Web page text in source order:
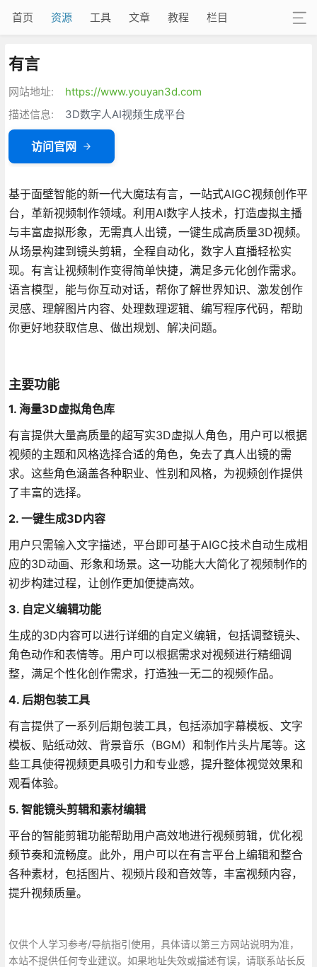
首页 资源 工具 文章 教程 栏目
有言
网站地址:
https://www.youyan3d.com
描述信息:
3D数字人AI视频生成平台
访问官网
基于面壁智能的新一代大魔珐有言，一站式AIGC视频创作平
台，革新视频制作领域。利用AI数字人技术，打造虚拟主播
与丰富虚拟形象，无需真人出镜，一键生成高质量3D视频。
从场景构建到镜头剪辑，全程自动化，数字人直播轻松实
现。有言让视频制作变得简单快捷，满足多元化创作需求。
语言模型，能与你互动对话，帮你了解世界知识、激发创作
灵感、理解图片内容、处理数理逻辑、编写程序代码，帮助
你更好地获取信息、做出规划、解决问题。
主要功能
1. 海量3D虚拟角色库
有言提供大量高质量的超写实3D虚拟人角色，用户可以根据
视频的主题和风格选择合适的角色，免去了真人出镜的需
求。这些角色涵盖各种职业、性别和风格，为视频创作提供
了丰富的选择。
2. 一键生成3D内容
用户只需输入文字描述，平台即可基于AIGC技术自动生成相
应的3D动画、形象和场景。这一功能大大简化了视频制作的
初步构建过程，让创作更加便捷高效。
3. 自定义编辑功能
生成的3D内容可以进行详细的自定义编辑，包括调整镜头、
角色动作和表情等。用户可以根据需求对视频进行精细调
整，满足个性化创作需求，打造独一无二的视频作品。
4. 后期包装工具
有言提供了一系列后期包装工具，包括添加字幕模板、文字
模板、贴纸动效、背景音乐（BGM）和制作片头片尾等。这
些工具使得视频更具吸引力和专业感，提升整体视觉效果和
观看体验。
5. 智能镜头剪辑和素材编辑
平台的智能剪辑功能帮助用户高效地进行视频剪辑，优化视
频节奏和流畅度。此外，用户可以在有言平台上编辑和整合
各种素材，包括图片、视频片段和音效等，丰富视频内容，
提升视频质量。
仅供个人学习参考/导航指引使用，具体请以第三方网站说明为准，
本站不提供任何专业建议。如果地址失效或描述有误，请联系站长反